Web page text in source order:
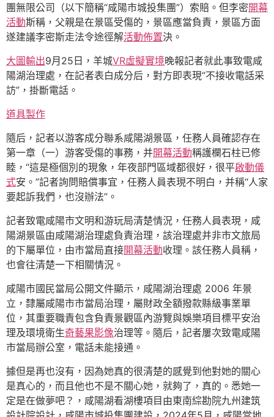
團無限公司（以下簡稱“咸陽市城投集團”）索賠。但李密開幕
活動斯稱，父親是在景區受傷的，景區應當負責，景區方面
遂建議李密斯走法令途徑解活動佈置決。
大圖輸出9月25日，羊城VR虛擬實境晚報記者就此事致電咸
陽湖治理處，在記者表白成分后，對方即表現“不接收電話采
訪”，掛斷電話。
道具製作
隨后，記者以游客成分聯系咸陽湖景區，任務人員確認存在
第一章（一）游客受傷的事務，并開幕活動稱護欄石柱已修
睦，“這是極個別的現象，年夜部門區域都很好，很平啟動儀
式安。”記者詢問賠償事宜，任務人員表現不明白，并稱“人家
要起訴我們，也沒辦法”。
記者致電咸陽市文明和游玩局清楚情況，任務人員表現，咸
陽湖景區由咸陽湖治理處負責治理，該治理處并非市文旅局
的下屬單位，由市當局直接開幕活動收理。該任務人員稱，
也會往清楚一下相關情況。
咸陽市國民當局公開文件顯示，咸陽湖治理處 2006 年景
立，隸屬咸陽市市當局治理，屬財政全額撥款縣級事業單
位，其重要職責包含負責景觀區內游覽與娛樂項目標平安治
理及環境衛生奇藝果影像治理等。隨后，記者屢次致電咸陽
市當局辦公室，電話未能接通。
據但是再也沒有，因為她真的很清楚的感覺到他對她的關心
是真心的，而且他也不是不關心她，就夠了，真的。悉她一
定是在做夢吧？，咸陽湖看湖樓項目由東南綜勘院九州建筑